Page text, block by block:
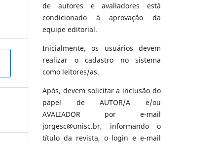
de autores e avaliadores está
condicionado à aprovação da
equipe editorial.
Inicialmente, os usuários devem
realizar o cadastro no sistema
como leitores/as.
Após, devem solicitar a inclusão do
papel de AUTOR/A e/ou
AVALIADOR por e-mail
jorgesc@unisc.br, informando o
título da revista, o login e e-mail